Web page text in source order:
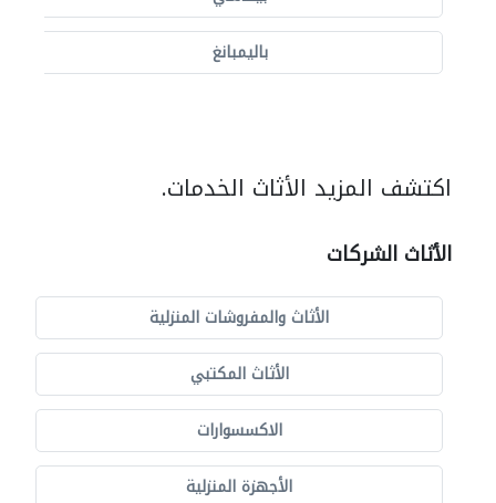
باليمبانغ
اكتشف المزيد الأثاث الخدمات.
الأثاث الشركات
الأثاث والمفروشات المنزلية
الأثاث المكتبي
الاكسسوارات
الأجهزة المنزلية